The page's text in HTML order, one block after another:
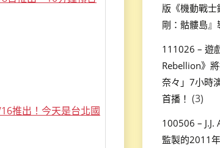
版《機動戰
剛：骷髏島』
111026 – 遊
Rebellion》
奈々」7小時
首播！ (3)
100506 –
監製的2011